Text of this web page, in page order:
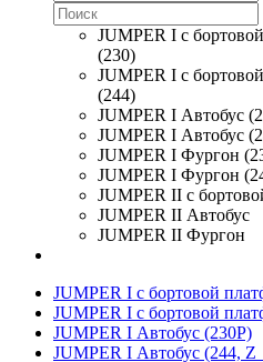
JUMPER I c
(230)
JUMPER I c
(244)
JUMPER I Автобус
JUMPER I Автобус
JUMPER I Фургон
JUMPER I Фургон
JUMPER II c
JUMPER II Автобус
JUMPER II Фургон
JUMPER I c бортовой
JUMPER I c бортовой
JUMPER I Автобус (230P)
JUMPER I Автобус (244,